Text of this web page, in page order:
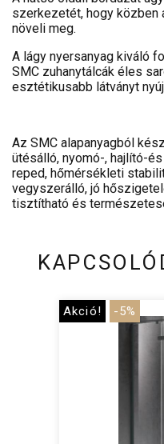
szerkezetét, hogy közben
növeli meg.
A lágy nyersanyag kiváló
SMC zuhanytálcák éles
esztétikusabb látványt
Az SMC alapanyagból
ütésálló, nyomó-, hajlító-
reped, hőmérsékleti
vegyszerálló, jó
tisztítható és
Akció! -5%